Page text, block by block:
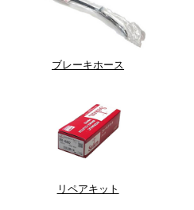
ブレーキホース
リペアキット